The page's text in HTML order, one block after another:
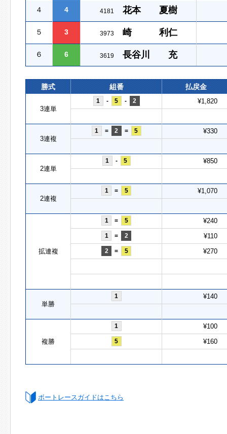
４ 4 4181 花本 夏樹
５ 3 3973 崎 利仁
６ 6 3619 長谷川 充
勝式 組番 払戻金
3連単
1 - 5 - 2 ¥1,820
3連複
1 = 2 = 5 ¥330
2連単
1 - 5 ¥850
2連複
1 = 5 ¥1,070
拡連複
1 = 5 ¥240
1 = 2 ¥110
2 = 5 ¥270
単勝
1 ¥140
複勝
1 ¥100
5 ¥160
ボートレースガイドはこちら